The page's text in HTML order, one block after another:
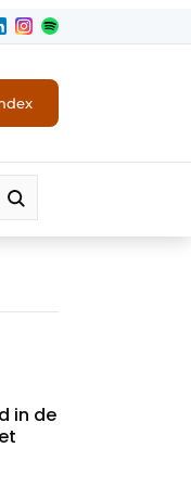
in de